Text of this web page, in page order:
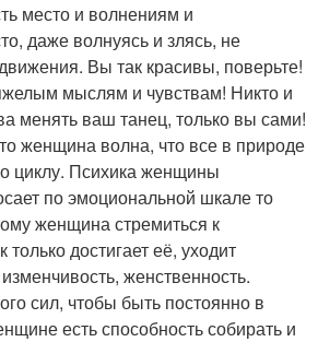
место и волнениям и
даже волнуясь и злясь, не
Вы так красивы, поверьте!
мыслям и чувствам! Никто и
менять ваш танец, только вы сами!
женщина волна, что все в природе
циклу. Психика женщины
по эмоциональной шкале то
женщина стремиться к
только достигает её, уходит
женственность.
сил, чтобы быть постоянно в
есть способность собирать и